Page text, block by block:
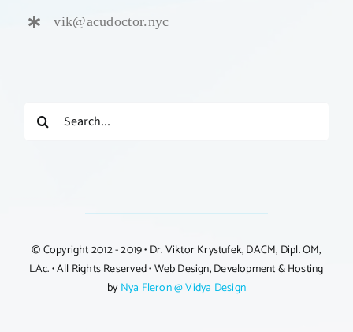
vik@acudoctor.nyc
Search
© Copyright 2012 - 2019 • Dr. Viktor Krystufek, DACM, Dipl. OM,
LAc. • All Rights Reserved • Web Design, Development & Hosting
by Nya Fleron @ Vidya Design